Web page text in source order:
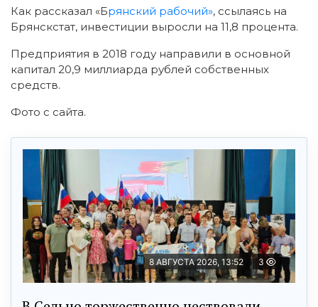
Как рассказал «Брянский рабочий», ссылаясь на
Брянскстат, инвестиции выросли на 11,8 процента.
Предприятия в 2018 году направили в основной
капитал 20,9 миллиарда рублей собственных
средств.
Фото с сайта.
8 АВГУСТА 2026, 13:52 3